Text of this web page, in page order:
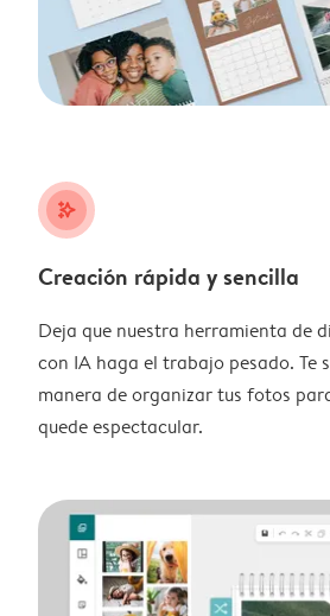
stars_plus
Creación rápida y sencilla
Deja que nuestra herramienta de
con IA haga el trabajo pesado. Te
manera de organizar tus fotos
quede espectacular.